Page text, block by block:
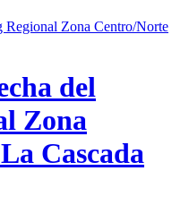
del
Zona
Cascada